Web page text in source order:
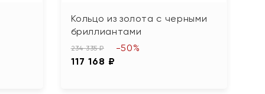
Кольцо из золота с черными
бриллиантами
234 335 ₽
117 168 ₽
-50%